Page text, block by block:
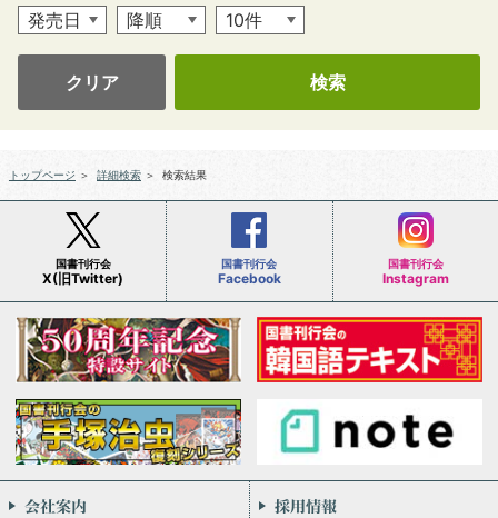
クリア
トップページ ＞ 詳細検索 ＞ 検索結果
国書刊行会
X(旧Twitter)
国書刊行会
Facebook
国書刊行会
Instagram
会社案内